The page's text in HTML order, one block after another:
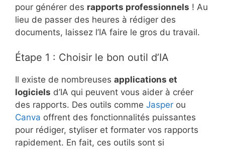
pour générer des rapports professionnels ! Au
lieu de passer des heures à rédiger des
documents, laissez l’IA faire le gros du travail.
Étape 1 : Choisir le bon outil d’IA
Il existe de nombreuses applications et
logiciels d’IA qui peuvent vous aider à créer
des rapports. Des outils comme Jasper ou
Canva offrent des fonctionnalités puissantes
pour rédiger, styliser et formater vos rapports
rapidement. En fait, ces outils sont si